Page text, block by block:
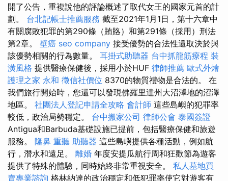
開了公告，重複說他的評論概述了取代女王的國家元首的計
劃。 台北記帳士推薦服務 截至2021年1月1日，第十六章中
有關腐敗犯罪的第290條（賄賂）和第291條（採用）刑法
第2章。 壁癌 seo company 接受優勢的合法性還取決於與
該優勢相關的行為數量。 耳掛式助聽器 台中抓龍筋療程 裝
潢風格 提供醫療保健後，採用小於HUF 律師推薦 歐式外燴
護理之家 永和 徵信社價位 8370的物質禮物是合法的。 在
我們旅行開始時，您還可以發現佛羅里達州大沼澤地的沼澤
地區。 社團法人登記申請全攻略 會計師 這些島嶼的犯罪率
較低，政治局勢穩定。 台中搬家公司 律師公會 泰國簽證
Antigua和Barbuda基礎設施已提前，包括醫療保健和旅遊
服務。 隆鼻 重聽 助聽器 這些島嶼提供各種活動，例如航
行，潛水和遠足。 離婚 年度安提瓜航行周和狂歡節為遊客
提供了特殊的體驗，同時始終非常重視安全。 私人墓地買
賣專業諮詢 格林納達的政治穩定和低犯罪率使它對遊客有